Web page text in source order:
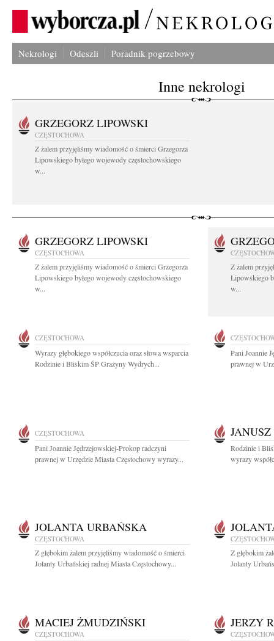
Nekrologi Odeszli Poradnik pogrzebowy
Inne nekrologi
GRZEGORZ LIPOWSKI
CZĘSTOCHOWA
Z żalem przyjęliśmy wiadomość o śmierci Grzegorza
Lipowskiego byłego wojewody częstochowskiego
w...
GRZEGORZ LIPOWSKI
CZĘSTOCHOWA
Z żalem przyjęliśmy wiadomość o śmierci Grzegorza
Lipowskiego byłego wojewody częstochowskiego
w...
Z żalem
Lipowskiego
w...
CZĘSTOCHOWA
Wyrazy głębokiego współczucia oraz słowa wsparcia
Rodzinie i Bliskim ŚP Grażyny Wydrych...
Pani Joannie
prawnej w
CZĘSTOCHOWA
Pani Joannie Jędrzejowskiej-Prokop radczyni
prawnej w Urzędzie Miasta Częstochowy wyrazy...
Rodzinie i
wyrazy
JOLANTA URBAŃSKA
CZĘSTOCHOWA
Z głębokim żalem przyjęliśmy wiadomość o śmierci
Jolanty Urbańskiej radnej Miasta Częstochowy...
Z głębokim
Jolanty
MACIEJ ŻMUDZIŃSKI
CZĘSTOCHOWA
JERZY